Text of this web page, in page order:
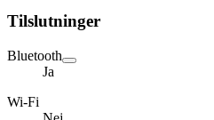
Tilslutninger
Bluetooth
Ja
Wi-Fi